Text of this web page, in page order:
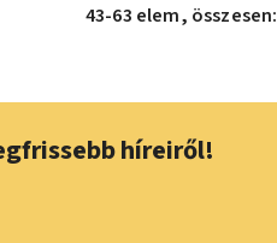
43-63 elem, összesen:
híreiről!